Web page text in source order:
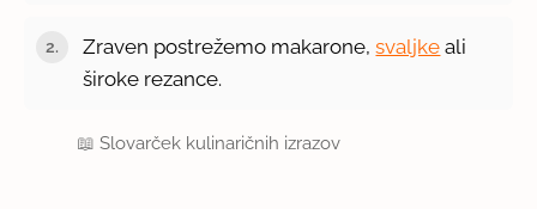
Zraven postrežemo makarone,svaljke ali
široke rezance.
📖Slovarček kulinaričnih izrazov